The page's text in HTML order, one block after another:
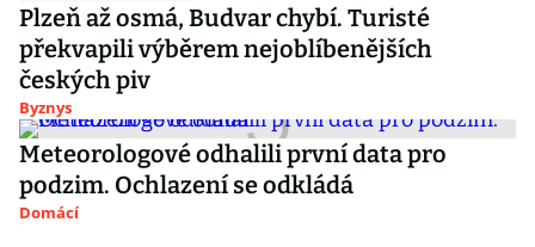
Plzeň až osmá, Budvar chybí. Turisté
překvapili výběrem nejoblíbenějších
českých piv
Byznys
Meteorologové odhalili první data pro
podzim. Ochlazení se odkládá
Domácí